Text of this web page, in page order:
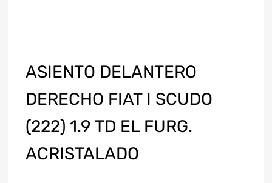
ASIENTO DELANTERO
DERECHO FIAT I SCUDO
(222) 1.9 TD EL FURG.
ACRISTALADO